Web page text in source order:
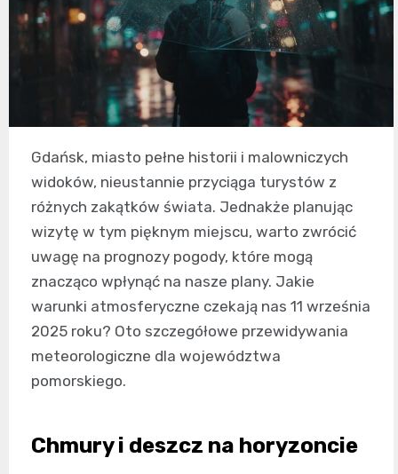
Gdańsk, miasto pełne historii i malowniczych
widoków, nieustannie przyciąga turystów z
różnych zakątków świata. Jednakże planując
wizytę w tym pięknym miejscu, warto zwrócić
uwagę na prognozy pogody, które mogą
znacząco wpłynąć na nasze plany. Jakie
warunki atmosferyczne czekają nas 11 września
2025 roku? Oto szczegółowe przewidywania
meteorologiczne dla województwa
pomorskiego.
Chmury i deszcz na horyzoncie